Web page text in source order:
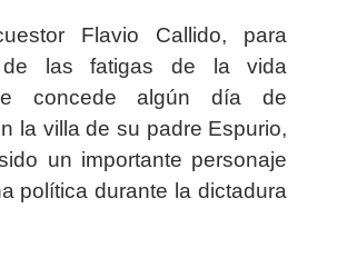
Flavio Callido, para
de las fatigas de la vida
concede algún día de
la villa de su padre Espurio,
un importante personaje
política durante la dictadura